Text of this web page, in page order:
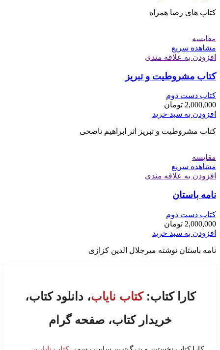
کتاب های رضا همراه
مقایسه
مشاهده سریع
افزودن به علاقه مندی
کتاب مشروطیت و تبریز
کتاب دست دوم
2,000,000 تومان
افزودن به سبد خرید
کتاب مشروطیت و تبریز اثر ابراهیم ناصحی
مقایسه
مشاهده سریع
افزودن به علاقه مندی
نامه باستان
کتاب دست دوم
2,000,000 تومان
افزودن به سبد خرید
نامه باستان نوشته میرجلال الدین کزازی
کارا کتاب:کتاب نایاب، دانلود کتاب،
خریدار کتاب، صفحه گرام